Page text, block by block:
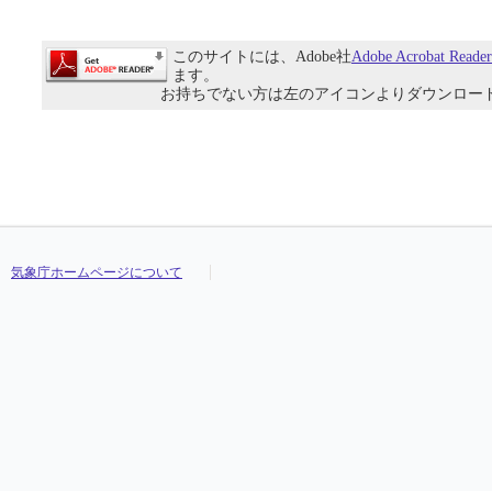
このサイトには、Adobe社Adobe Acrobat
ます。
お持ちでない方は左のアイコンよりダウンロー
気象庁ホームページについて